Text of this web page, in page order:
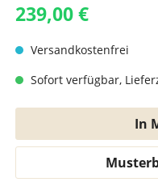
239,00 €
Versandkostenfrei
Sofort verfügbar,
In